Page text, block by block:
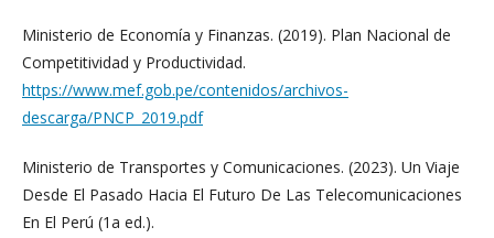
Ministerio de Economía y Finanzas. (2019). Plan Nacional de
Competitividad y Productividad.
https://www.mef.gob.pe/contenidos/archivos-
descarga/PNCP_2019.pdf
Ministerio de Transportes y Comunicaciones. (2023). Un Viaje
Desde El Pasado Hacia El Futuro De Las Telecomunicaciones
En El Perú (1a ed.).